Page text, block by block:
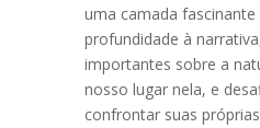
uma camada
profundidade à
importantes sobre a
nosso lugar nela, e
confrontar suas